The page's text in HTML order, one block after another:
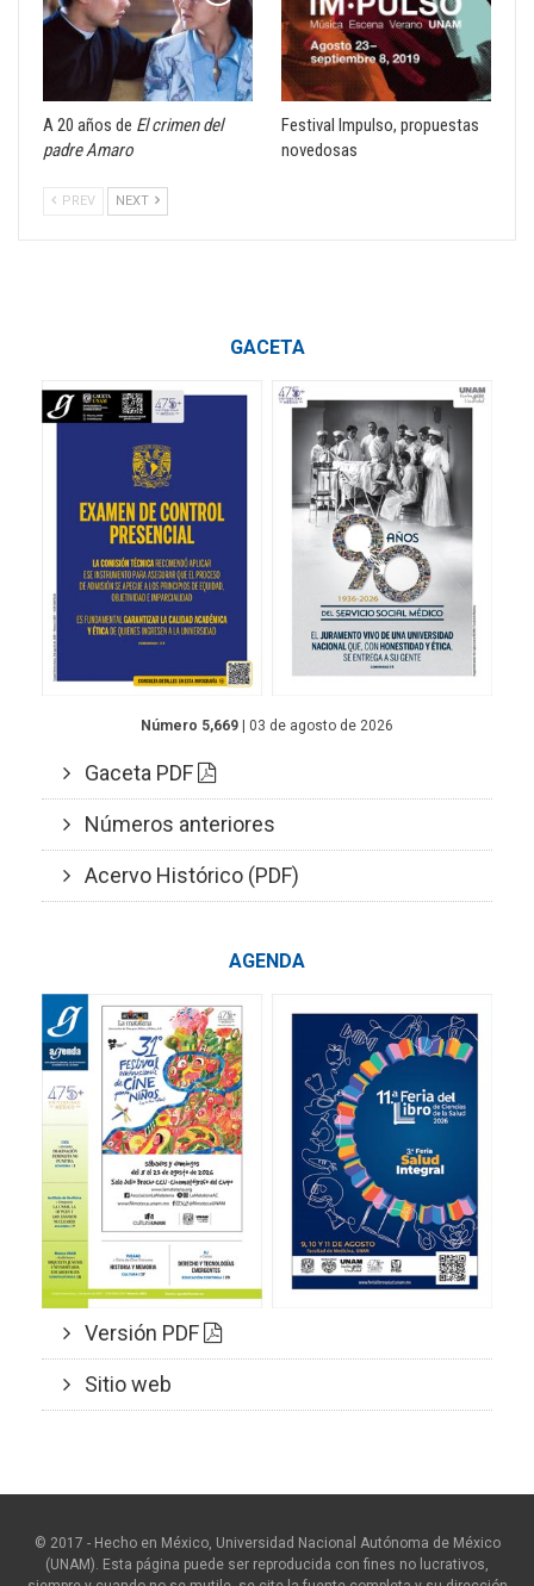
A 20 años de El crimen del
padre Amaro
Festival Impulso, propuestas
novedosas
PREV NEXT
GACETA
Número 5,669 | 03 de agosto de 2026
Gaceta PDF
Números anteriores
Acervo Histórico (PDF)
AGENDA
Versión PDF
Sitio web
© 2017 - Hecho en México, Universidad Nacional Autónoma de México
(UNAM). Esta página puede ser reproducida con fines no lucrativos,